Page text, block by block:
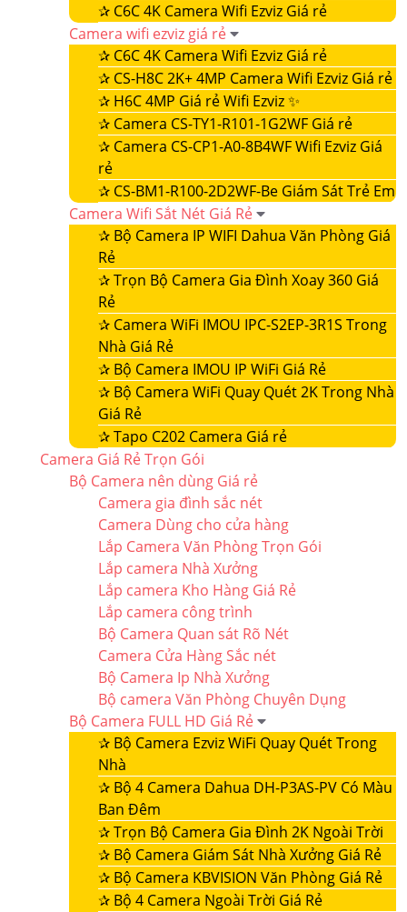
✰ C6C 4K Camera Wifi Ezviz Giá rẻ
Camera wifi ezviz giá rẻ
✰ C6C 4K Camera Wifi Ezviz Giá rẻ
✰ CS-H8C 2K+ 4MP Camera Wifi Ezviz Giá rẻ
✰ H6C 4MP Giá rẻ Wifi Ezviz ✨
✰ Camera CS-TY1-R101-1G2WF Giá rẻ
✰ Camera CS-CP1-A0-8B4WF Wifi Ezviz Giá
rẻ
✰ CS-BM1-R100-2D2WF-Be Giám Sát Trẻ Em
Camera Wifi Sắt Nét Giá Rẻ
✰ Bộ Camera IP WIFI Dahua Văn Phòng Giá
Rẻ
✰Trọn Bộ Camera Gia Đình Xoay 360 Giá
Rẻ
✰ Camera WiFi IMOU IPC-S2EP-3R1S Trong
Nhà Giá Rẻ
✰ Bộ Camera IMOU IP WiFi Giá Rẻ
✰ Bộ Camera WiFi Quay Quét 2K Trong Nhà
Giá Rẻ
✰Tapo C202 Camera Giá rẻ
Camera Giá Rẻ Trọn Gói
Bộ Camera nên dùng Giá rẻ
Camera gia đình sắc nét
Camera Dùng cho cửa hàng
Lắp Camera Văn Phòng Trọn Gói
Lắp camera Nhà Xưởng
Lắp camera Kho Hàng Giá Rẻ
Lắp camera công trình
Bộ Camera Quan sát Rõ Nét
Camera Cửa Hàng Sắc nét
Bộ Camera Ip Nhà Xưởng
Bộ camera Văn Phòng Chuyên Dụng
Bộ Camera FULL HD Giá Rẻ
✰ Bộ Camera Ezviz WiFi Quay Quét Trong
Nhà
✰ Bộ 4 Camera Dahua DH-P3AS-PV Có Màu
Ban Đêm
✰Trọn Bộ Camera Gia Đình 2K Ngoài Trời
✰ Bộ Camera Giám Sát Nhà Xưởng Giá Rẻ
✰ Bộ Camera KBVISION Văn Phòng Giá Rẻ
✰ Bộ 4 Camera Ngoài Trời Giá Rẻ